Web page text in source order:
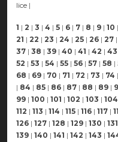
lice |
1 | 2 | 3 | 4 | 5 | 6 | 7 | 8 | 9 | 10 |
21 | 22 | 23 | 24 | 25 | 26 | 27 |
37 | 38 | 39 | 40 | 41 | 42 | 43
52 | 53 | 54 | 55 | 56 | 57 | 58 |
68 | 69 | 70 | 71 | 72 | 73 | 74 |
| 84 | 85 | 86 | 87 | 88 | 89 |
99 | 100 | 101 | 102 | 103 | 104
112 | 113 | 114 | 115 | 116 | 117 |
126 | 127 | 128 | 129 | 130 | 131
139 | 140 | 141 | 142 | 143 |